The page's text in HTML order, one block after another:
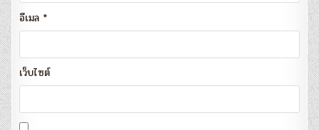
อีเมล *
เว็บไซต์